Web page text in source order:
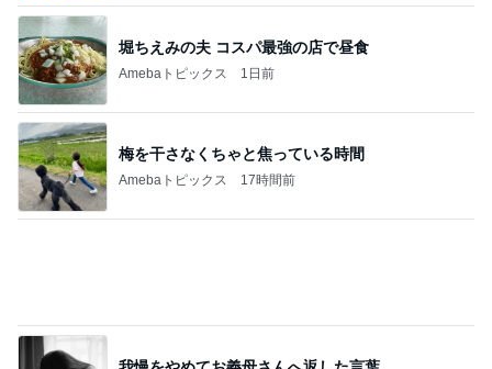
堀ちえみの夫 コスパ最強の店で昼食
Amebaトピックス 1日前
梅を干さなくちゃと焦っている時間
Amebaトピックス 17時間前